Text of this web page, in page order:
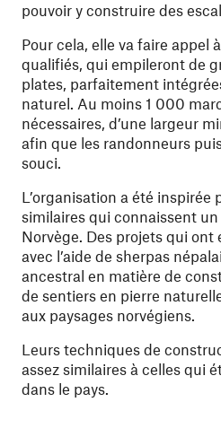
pouvoir y construire des
Pour cela, elle va faire appel
qualifiés, qui empileront de
plates, parfaitement
naturel. Au moins 1 000
nécessaires, d’une largeur
afin que les randonneurs
souci.
L’organisation a été
similaires qui connaissent
Norvège. Des projets qui ont
avec l’aide de sherpas
ancestral en matière de
de sentiers en pierre
aux paysages norvégiens.
Leurs techniques de
assez similaires à celles qui
dans le pays.